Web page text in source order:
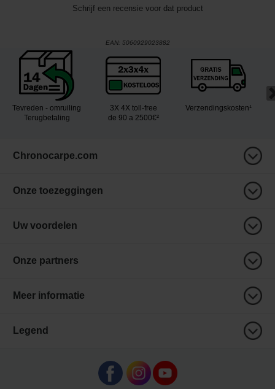
Schrijf een recensie voor dat product
EAN: 5060929023882
Tevreden - omruiling
Terugbetaling
3X 4X toll-free
de 90 a 2500€²
Verzendingskosten¹
Chronocarpe.com
Onze toezeggingen
Uw voordelen
Onze partners
Meer informatie
Legend